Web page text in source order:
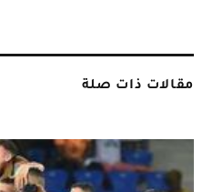
مقالات ذات صلة